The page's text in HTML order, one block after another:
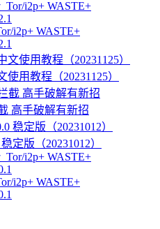
i2p+ WASTE+
使用教程（20231125）
高手破解有新招
定版（20231012）
i2p+ WASTE+